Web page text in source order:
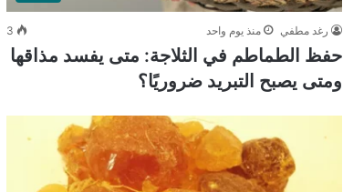
رغد مطفي منذ يوم واحد 3
حفظ الطماطم في الثلاجة: متى يفسد مذاقها
ومتى يصبح التبريد ضروريًا؟